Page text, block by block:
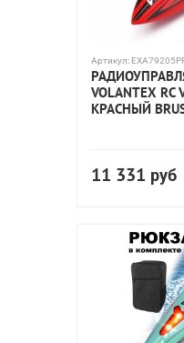
Артикул:
VOLANTEX RC
КРАСНЫЙ
11 331 руб